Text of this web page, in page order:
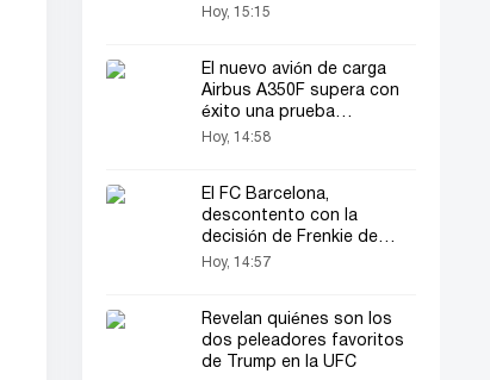
Madrid
Hoy, 15:15
El nuevo avión de carga
Airbus A350F supera con
éxito una prueba
importante
Hoy, 14:58
El FC Barcelona,
descontento con la
decisión de Frenkie de
Jong
Hoy, 14:57
Revelan quiénes son los
dos peleadores favoritos
de Trump en la UFC